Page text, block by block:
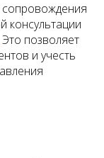
консультации
Это позволяет
и учесть